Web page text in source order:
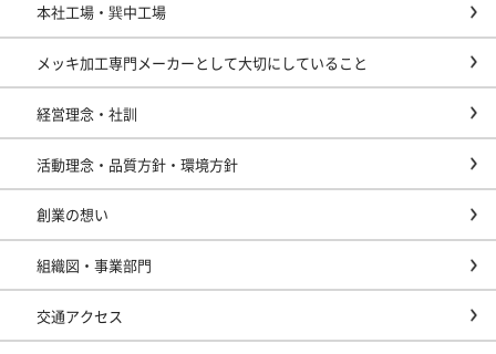
本社工場・巽中工場
メッキ加工専門メーカーとして大切にしていること
経営理念・社訓
活動理念・品質方針・環境方針
創業の想い
組織図・事業部門
交通アクセス